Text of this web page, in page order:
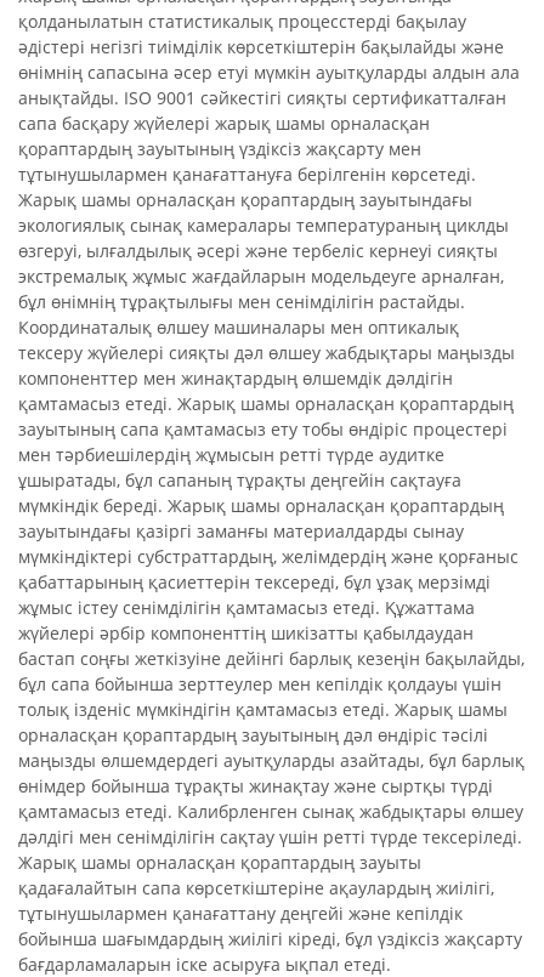
қолданылатын статистикалық процесстерді бақылау
әдістері негізгі тиімділік көрсеткіштерін бақылайды және
өнімнің сапасына әсер етуі мүмкін ауытқуларды алдын ала
анықтайды. ISO 9001 сәйкестігі сияқты сертификатталған
сапа басқару жүйелері жарық шамы орналасқан
қораптардың зауытының үздіксіз жақсарту мен
тұтынушылармен қанағаттануға берілгенін көрсетеді.
Жарық шамы орналасқан қораптардың зауытындағы
экологиялық сынақ камералары температураның циклды
өзгеруі, ылғалдылық әсері және тербеліс кернеуі сияқты
экстремалық жұмыс жағдайларын модельдеуге арналған,
бұл өнімнің тұрақтылығы мен сенімділігін растайды.
Координаталық өлшеу машиналары мен оптикалық
тексеру жүйелері сияқты дәл өлшеу жабдықтары маңызды
компоненттер мен жинақтардың өлшемдік дәлдігін
қамтамасыз етеді. Жарық шамы орналасқан қораптардың
зауытының сапа қамтамасыз ету тобы өндіріс процестері
мен тәрбиешілердің жұмысын ретті түрде аудитке
ұшыратады, бұл сапаның тұрақты деңгейін сақтауға
мүмкіндік береді. Жарық шамы орналасқан қораптардың
зауытындағы қазіргі заманғы материалдарды сынау
мүмкіндіктері субстраттардың, желімдердің және қорғаныс
қабаттарының қасиеттерін тексереді, бұл ұзақ мерзімді
жұмыс істеу сенімділігін қамтамасыз етеді. Құжаттама
жүйелері әрбір компоненттің шикізатты қабылдаудан
бастап соңғы жеткізуіне дейінгі барлық кезеңін бақылайды,
бұл сапа бойынша зерттеулер мен кепілдік қолдауы үшін
толық ізденіс мүмкіндігін қамтамасыз етеді. Жарық шамы
орналасқан қораптардың зауытының дәл өндіріс тәсілі
маңызды өлшемдердегі ауытқуларды азайтады, бұл барлық
өнімдер бойынша тұрақты жинақтау және сыртқы түрді
қамтамасыз етеді. Калибрленген сынақ жабдықтары өлшеу
дәлдігі мен сенімділігін сақтау үшін ретті түрде тексеріледі.
Жарық шамы орналасқан қораптардың зауыты
қадағалайтын сапа көрсеткіштеріне ақаулардың жиілігі,
тұтынушылармен қанағаттану деңгейі және кепілдік
бойынша шағымдардың жиілігі кіреді, бұл үздіксіз жақсарту
бағдарламаларын іске асыруға ықпал етеді.